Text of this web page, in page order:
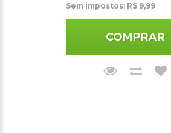
Sem impostos: R$ 9,99
COMPRAR